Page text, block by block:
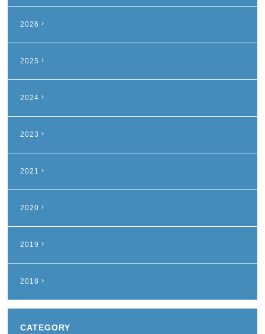
2026
2025
2024
2023
2021
2020
2019
2018
CATEGORY